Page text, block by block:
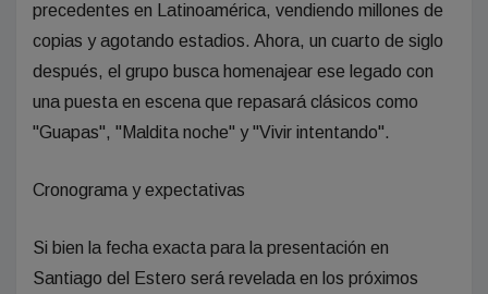
precedentes en Latinoamérica, vendiendo millones de
copias y agotando estadios. Ahora, un cuarto de siglo
después, el grupo busca homenajear ese legado con
una puesta en escena que repasará clásicos como
"Guapas", "Maldita noche" y "Vivir intentando".
Cronograma y expectativas
Si bien la fecha exacta para la presentación en
Santiago del Estero será revelada en los próximos